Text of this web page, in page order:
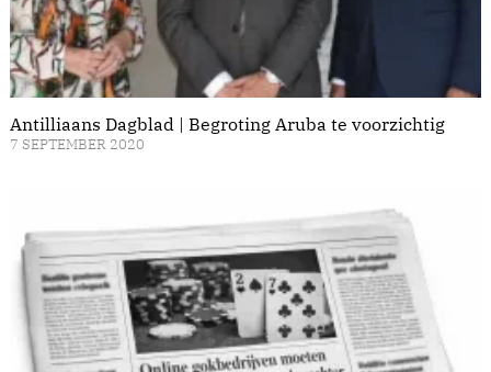
Antilliaans Dagblad | Begroting Aruba te voorzichtig
7 SEPTEMBER 2020